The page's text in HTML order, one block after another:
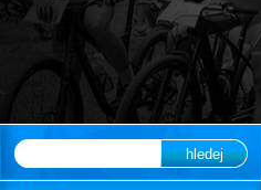
hledej